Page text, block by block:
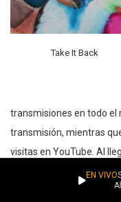
Take It Back
transmisiones en todo el
transmisión, mientras
visitas en YouTube. Al
JAWNY como sello
principales medios como
EN VIVO
Ahora